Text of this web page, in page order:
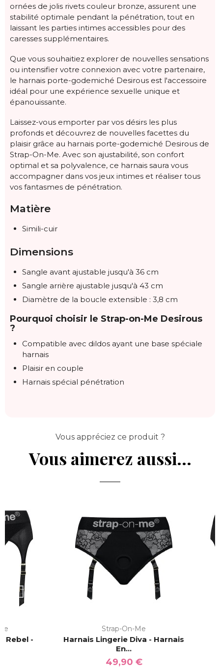
ornées de jolis rivets couleur bronze, assurent une
stabilité optimale pendant la pénétration, tout en
laissant les parties intimes accessibles pour des
caresses supplémentaires.
Que vous souhaitiez explorer de nouvelles sensations
ou intensifier votre connexion avec votre partenaire,
le harnais porte-godemiché Desirous est l'accessoire
idéal pour une expérience sexuelle unique et
épanouissante.
Laissez-vous emporter par vos désirs les plus
profonds et découvrez de nouvelles facettes du
plaisir grâce au harnais porte-godemiché Desirous de
Strap-On-Me. Avec son ajustabilité, son confort
optimal et sa polyvalence, ce harnais saura vous
accompagner dans vos jeux intimes et réaliser tous
vos fantasmes de pénétration.
Matière
Simili-cuir
Dimensions
Sangle avant ajustable jusqu'à 36 cm
Sangle arrière ajustable jusqu'à 43 cm
Diamètre de la boucle extensible : 3,8 cm
Pourquoi choisir le Strap-on-Me Desirous
?
Compatible avec dildos ayant une base spéciale
harnais
Plaisir en couple
Harnais spécial pénétration
Vous appréciez ce produit ?
Vous aimerez aussi...
Rebel -
Strap-On-Me
Harnais Lingerie Diva - Harnais
En...
49,90 €